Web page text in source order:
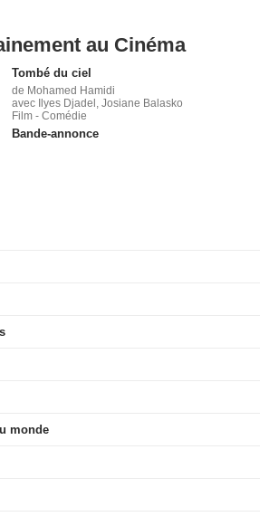
au Cinéma
Tombé du ciel
de Mohamed Hamidi
avec Ilyes Djadel, Josiane Balasko
Film - Comédie
Bande-annonce
monde